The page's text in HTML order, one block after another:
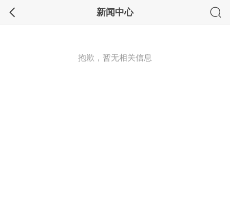
新闻中心
抱歉，暂无相关信息